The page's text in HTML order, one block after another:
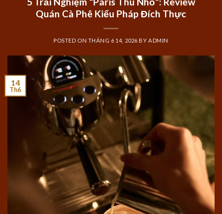
Quán Cà Phê Kiểu Pháp Đích Thực
POSTED ON THÁNG 6 14, 2026 BY ADMIN
14
Th6